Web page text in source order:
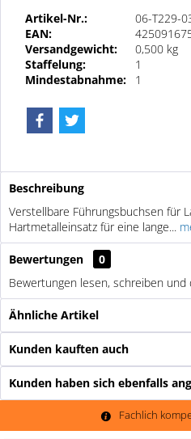
Artikel-Nr.:
06-T229-
EAN:
Versandgewicht:
0,500 kg
Staffelung:
1
Mindestabnahme:
1
Beschreibung
Verstellbare Führungsbuchsen für
Hartmetalleinsatz für eine lange...
Bewertungen
0
Bewertungen lesen, schreiben und
Ähnliche Artikel
Kunden kauften auch
Kunden haben sich ebenfalls
Fachlich